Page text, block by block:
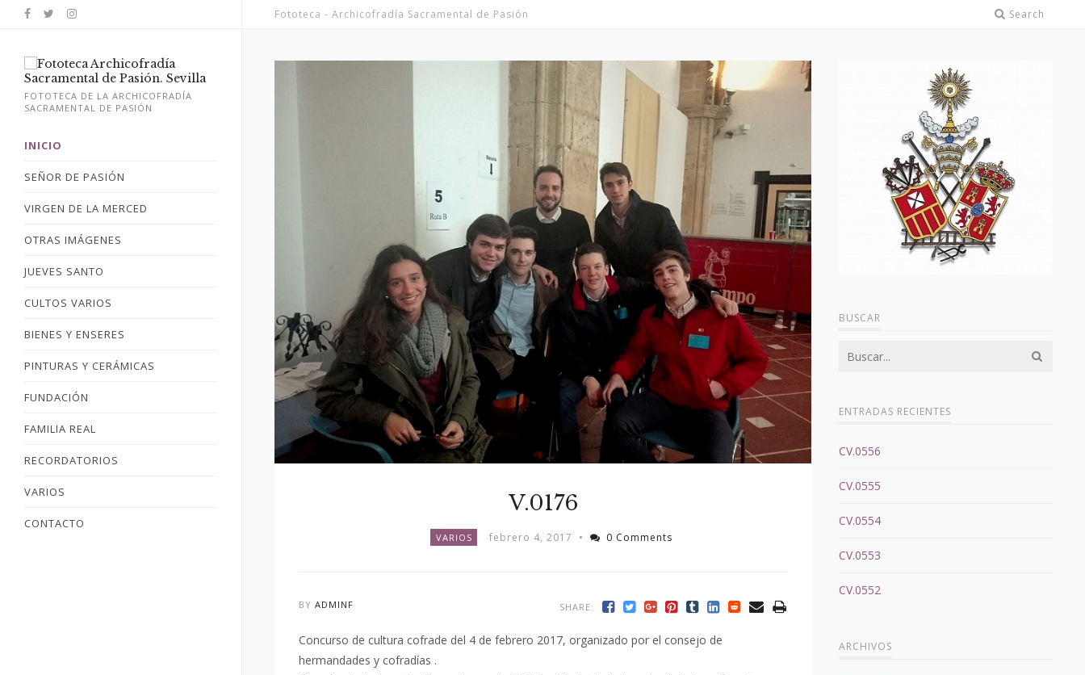
Search
Fototeca - Archicofradía Sacramental de Pasión
FOTOTECA DE LA ARCHICOFRADÍA
SACRAMENTAL DE PASIÓN
INICIO
SEÑOR DE PASIÓN
VIRGEN DE LA MERCED
OTRAS IMÁGENES
JUEVES SANTO
CULTOS VARIOS
BIENES Y ENSERES
PINTURAS Y CERÁMICAS
FUNDACIÓN
FAMILIA REAL
RECORDATORIOS
VARIOS
CONTACTO
V.0176
VARIOS febrero 4, 2017 • 0 Comments
SHARE:
BY ADMINF
Concurso de cultura cofrade del 4 de febrero 2017, organizado por el consejo de
hermandades y cofradías .
BUSCAR
ENTRADAS RECIENTES
CV.0556
CV.0555
CV.0554
CV.0553
CV.0552
ARCHIVOS